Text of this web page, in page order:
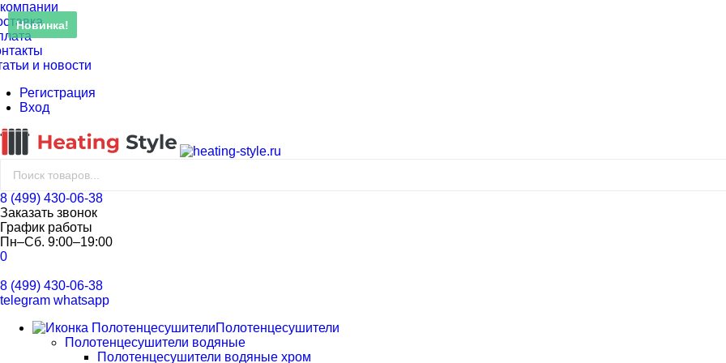
и новости
Регистрация
Вход
8 (499) 430-06-38
Заказать звонок
График работы
Пн–Сб. 9:00–19:00
0
8 (499) 430-06-38
telegram whatsapp
Полотенцесушители
Полотенцесушители водяные
Полотенцесушители водяные хром
Новинка!